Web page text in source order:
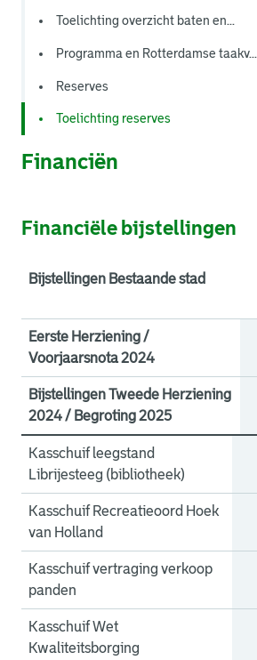
Toelichting overzicht baten en...
Programma en Rotterdamse taakv...
Reserves
Toelichting reserves
Financiën
Financiële bijstellingen
Bijstellingen Bestaande stad
Eerste Herziening /
Voorjaarsnota 2024
Bijstellingen Tweede Herziening
2024 / Begroting 2025
Kasschuif leegstand
Librijesteeg (bibliotheek)
Kasschuif Recreatieoord Hoek
van Holland
Kasschuif vertraging verkoop
panden
Kasschuif Wet
Kwaliteitsborging